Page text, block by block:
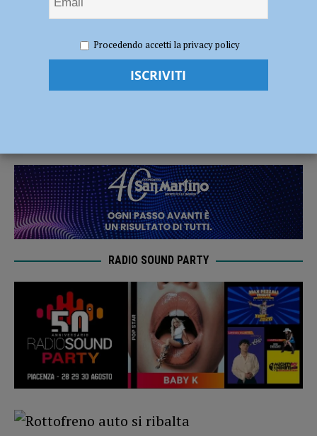
auto e tir a Caorso, 20enne ricoverato all’ospedale di Piacenza
Schianto tra auto e tir a Caorso, 20enne
RADIO SOUND PARTY
Procedendo accetti la privacy policy